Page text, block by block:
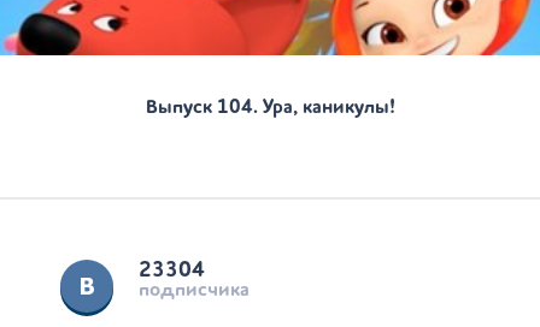
Выпуск 104. Ура, каникулы!
23304
подписчика